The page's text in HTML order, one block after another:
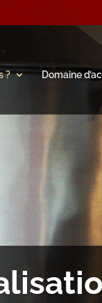
? Domaine